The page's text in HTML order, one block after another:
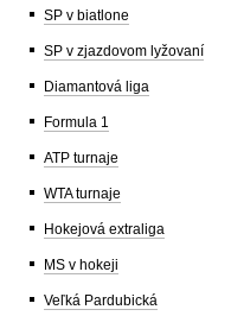
SP v biatlone
SP v zjazdovom lyžovaní
Diamantová liga
Formula 1
ATP turnaje
WTA turnaje
Hokejová extraliga
MS v hokeji
Veľká Pardubická